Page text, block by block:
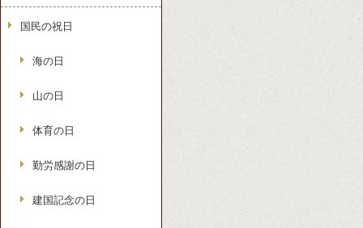
国民の祝日
海の日
山の日
体育の日
勤労感謝の日
建国記念の日